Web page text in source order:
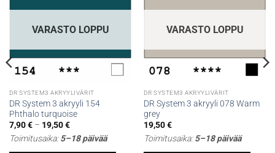
VARASTO LOPPU
DR SYSTEM3 AKRYYLIVÄRIT
DR System 3 akryyli 154
Phthalo turquoise
7,90€ – 19,50€Hintaluokka:
-
Toimitusaika:5–18 päivää
VARASTO LOPPU
DR SYSTEM3 AKRYYLIVÄRIT
DR System 3 akryyli 078 Warm
grey
19,50€
Toimitusaika:5–18 päivää